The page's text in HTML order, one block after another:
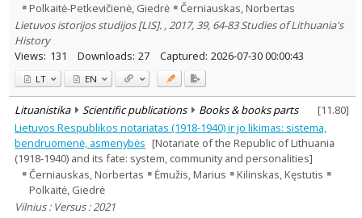
Polkaitė-Petkevičienė, Giedrė
Černiauskas, Norbertas
Lietuvos istorijos studijos [LIS]. , 2017, 39, 64-83 Studies of Lithuania's
History
Views: 131 Downloads: 27 Captured: 2026-07-30 00:00:43
LT EN
Lituanistika Scientific publications Books & books parts [11.80]
Lietuvos Respublikos notariatas (1918-1940) ir jo likimas: sistema,
bendruomenė, asmenybės [Notariate of the Republic of Lithuania
(1918-1940) and its fate: system, community and personalities]
Černiauskas, Norbertas
Ėmužis, Marius
Kilinskas, Kęstutis
Polkaitė, Giedrė
Vilnius : Versus : 2021